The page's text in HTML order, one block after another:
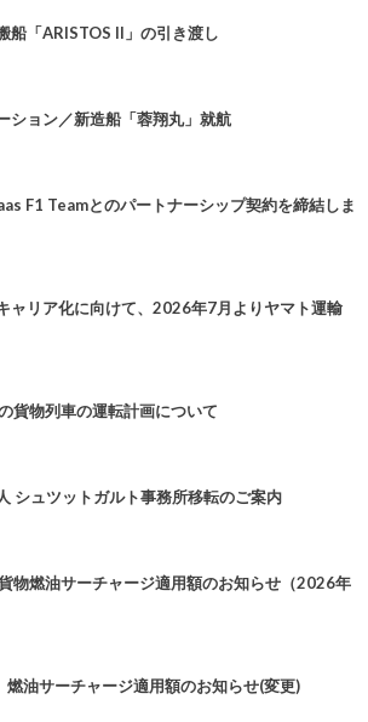
船「ARISTOS II」の引き渡し
ション／新造船「蓉翔丸」就航
F1 Teamとのパートナーシップ契約を締結しま
ャリア化に向けて、2026年7月よりヤマト運輸
貨物列車の運転計画について
シュツットガルト事務所移転のご案内
物燃油サーチャージ適用額のお知らせ（2026年
油サーチャージ適用額のお知らせ(変更)